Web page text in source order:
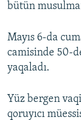
bütün
Mayıs 6-da
camisinde 50-
yaqaladı.
Yüz bergen
qoruyıcı